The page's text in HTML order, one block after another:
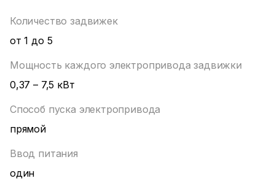
Количество задвижек
от 1 до 5
Мощность каждого электропривода задвижки
0,37 – 7,5 кВт
Способ пуска электропривода
прямой
Ввод питания
один